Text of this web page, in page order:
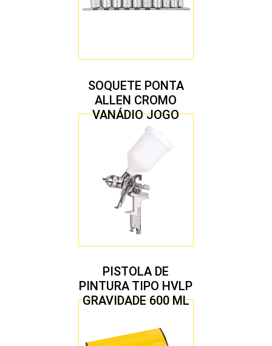
SOQUETE PONTA
ALLEN CROMO
VANÁDIO JOGO
COM 10 PEÇAS
PISTOLA DE
PINTURA TIPO HVLP
GRAVIDADE 600 ML
1,7 MM